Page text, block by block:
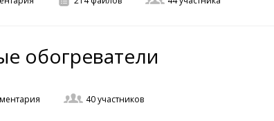
обогреватели
40участников